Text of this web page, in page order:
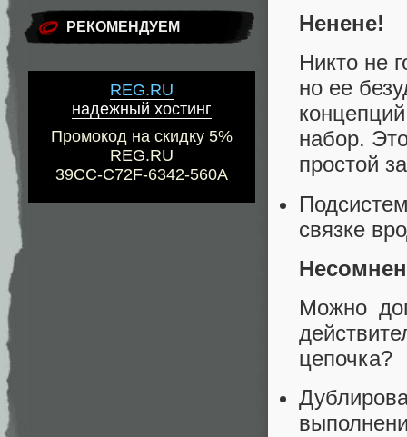
РЕКОМЕНДУЕМ
REG.RU
надежный хостинг
Промокод на скидку 5%
REG.RU
39CC-C72F-6342-560A
Ненене!
Никто не
но ее
набор.
простой
связке
Можно
цепочка?